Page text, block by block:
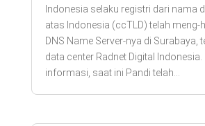
Indonesia selaku registri dari nama
atas Indonesia (ccTLD) telah meng-
DNS Name Server-nya di Surabaya,
data center Radnet Digital Indonesia.
informasi, saat ini Pandi telah...